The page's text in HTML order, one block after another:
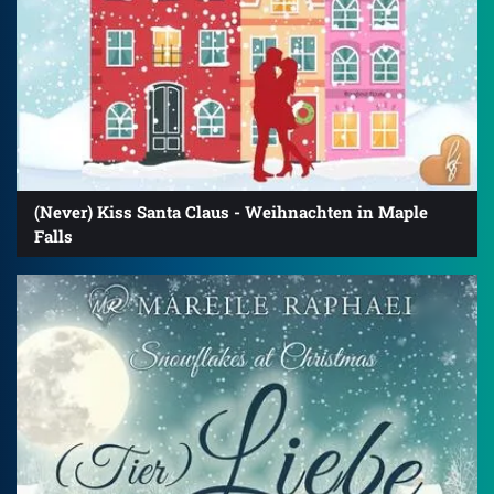
(Never) Kiss Santa Claus - Weihnachten in Maple
Falls